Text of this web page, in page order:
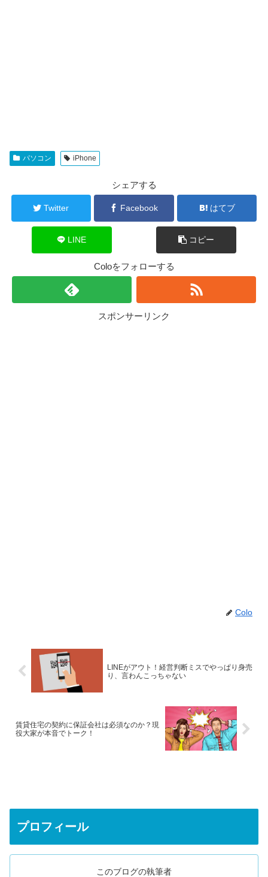
パソコン iPhone
シェアする
Twitter Facebook はてブ
LINE コピー
Coloをフォローする
スポンサーリンク
Colo
LINEがアウト！経営判断ミスでやっぱり身売
り、言わんこっちゃない
賃貸住宅の契約に保証会社は必須なのか？現
役大家が本音でトーク！
プロフィール
このブログの執筆者